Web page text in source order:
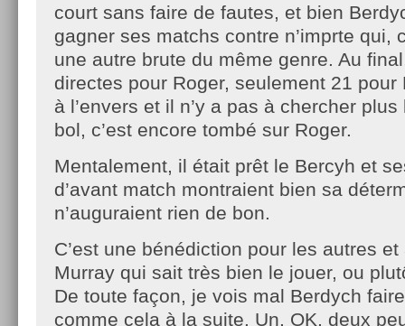
court sans faire de fautes, et bien
gagner ses matchs contre n’imprte qui,
une autre brute du même genre. Au
directes pour Roger, seulement 21
à l’envers et il n’y a pas à chercher
bol, c’est encore tombé sur Roger.
Mentalement, il était prêt le Bercyh et
d’avant match montraient bien sa
n’auguraient rien de bon.
C’est une bénédiction pour les autres
Murray qui sait très bien le jouer, ou
De toute façon, je vois mal Berdych
comme cela à la suite. Un, OK, deux